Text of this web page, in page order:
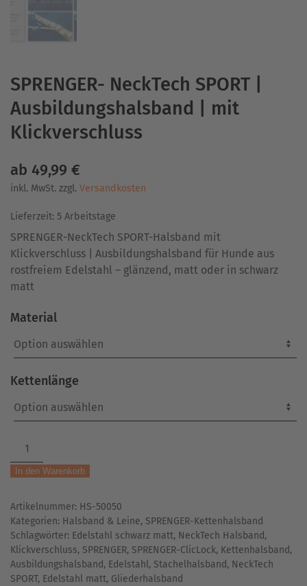
SPRENGER- NeckTech SPORT |
Ausbildungshalsband | mit
Klickverschluss
ab 49,99 €
inkl. MwSt. zzgl. Versandkosten
Lieferzeit: 5 Arbeitstage
SPRENGER-NeckTech SPORT-Halsband mit
Klickverschluss | Ausbildungshalsband für Hunde aus
rostfreiem Edelstahl – glänzend, matt oder in schwarz
matt
Material
Kettenlänge
SPRENGER-
NeckTech
SPORT
Ausbildungshalsband
|
mit
Klickverschluss
Menge
In den Warenkorb
Artikelnummer: HS-50050
Kategorien: Halsband & Leine, SPRENGER-Kettenhalsband
Schlagwörter: Edelstahl schwarz matt, NeckTech Halsband,
Klickverschluss, SPRENGER, SPRENGER-ClicLock, Kettenhalsband,
Ausbildungshalsband, Edelstahl, Stachelhalsband, NeckTech
SPORT, Edelstahl matt, Gliederhalsband